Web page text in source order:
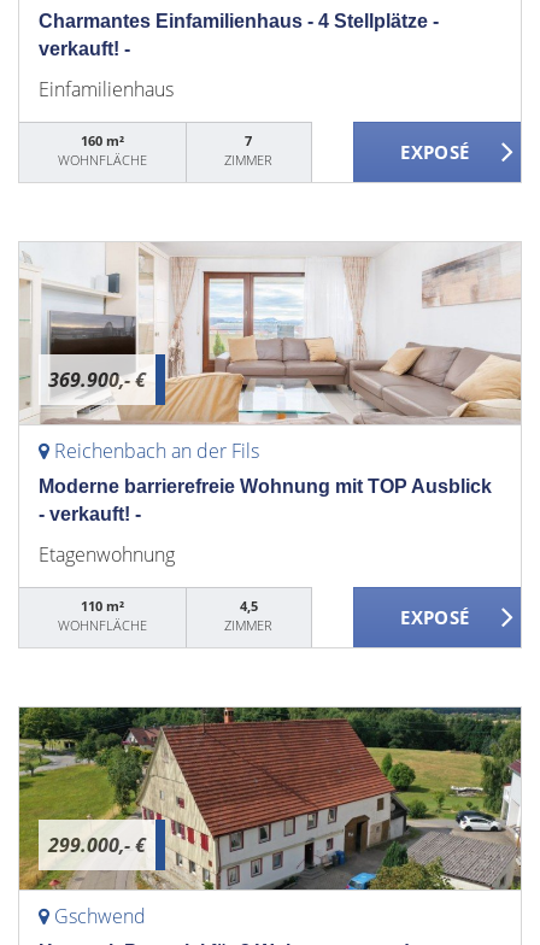
Charmantes Einfamilienhaus - 4 Stellplätze -
verkauft! -
Einfamilienhaus
160 m²
WOHNFLÄCHE
7
ZIMMER
369.900,- €
Reichenbach an der Fils
Moderne barrierefreie Wohnung mit TOP Ausblick
- verkauft! -
Etagenwohnung
110 m²
WOHNFLÄCHE
4,5
ZIMMER
299.000,- €
Gschwend